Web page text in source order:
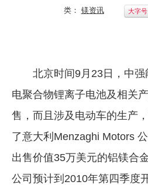
地矿 建设
党建工作
企业文化
《资源再生》杂志
类： 镁资讯 大字号
北京时间9月23日，中强
电聚合物锂离子电池及相关
售，而且涉及电动车的生产
了意大利Menzaghi Motors
出售价值35万美元的铝镁合
公司预计到2010年第四季度